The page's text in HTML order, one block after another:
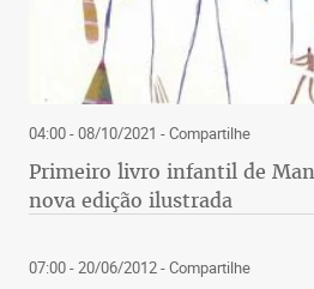
04:00 - 08/10/2021 - Compartilhe
Primeiro livro infantil de
nova edição ilustrada
07:00 - 20/06/2012- Compartilhe